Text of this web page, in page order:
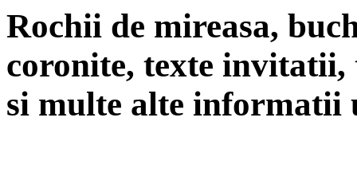
Rochii de mireasa,
coronite, texte
si multe alte informatii